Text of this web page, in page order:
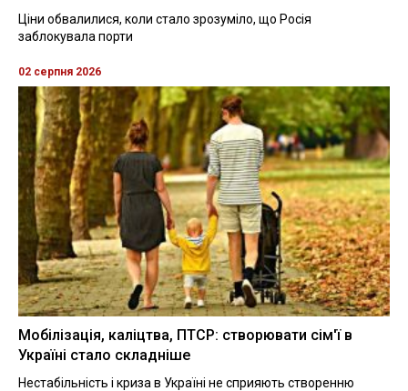
Ціни обвалилися, коли стало зрозуміло, що Росія
заблокувала порти
02 серпня 2026
Мобілізація, каліцтва, ПТСР: створювати сім'ї в
Україні стало складніше
Нестабільність і криза в Україні не сприяють створенню